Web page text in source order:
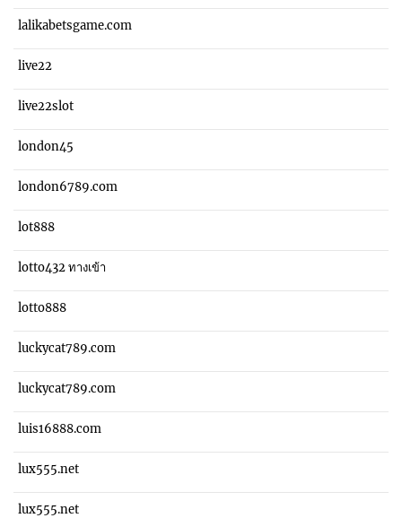
lalikabetsgame.com
live22
live22slot
london45
london6789.com
lot888
lotto432 ทางเข้า
lotto888
luckycat789.com
luckycat789.com
luis16888.com
lux555.net
lux555.net